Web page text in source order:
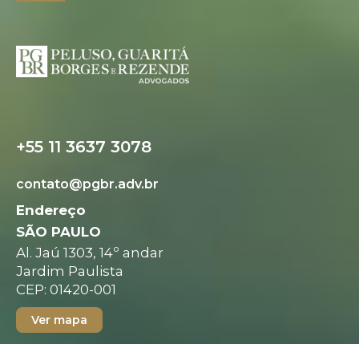
+55 11 3637 3078
contato@pgbr.adv.br
Endereço
SÃO PAULO
Al. Jaú 1303, 14º andar
Jardim Paulista
CEP: 01420-001
Ver mapa